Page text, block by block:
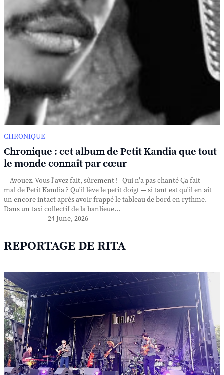
CHRONIQUE
Chronique : cet album de Petit Kandia que tout
le monde connaît par cœur
Avouez. Vous l'avez fait, sûrement ! Qui n'a pas chanté Ça fait
mal de Petit Kandia ? Qu'il lève le petit doigt — si tant est qu'il en ait
un encore intact après avoir frappé le tableau de bord en rythme.
Dans un taxi collectif de la banlieue...
24 June, 2026
REPORTAGE DE RITA